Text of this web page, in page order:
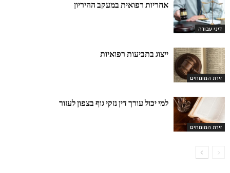
דיני עבודה
אחריות רפואית במעקב ההיריון
זירת המומחים
ייצוג בתביעות רפואיות
זירת המומחים
למי יכול עורך דין נזקי גוף בצפון לעזור